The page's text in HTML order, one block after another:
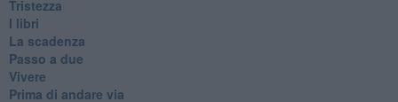
Tristezza
I libri
La scadenza
Passo a due
Vivere
Prima di andare via